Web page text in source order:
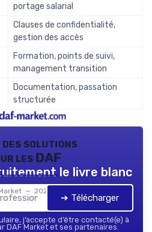
portage salarial
Clauses de confidentialité,
gestion des accès
Formation, points de suivi,
management transition
Documentation, passation
structurée
des solutions
les DAF
— 2026
le livre blanc
➔ Télécharger
j’accepte d’être contacté(e) à
DAF Market et ses partenaires.